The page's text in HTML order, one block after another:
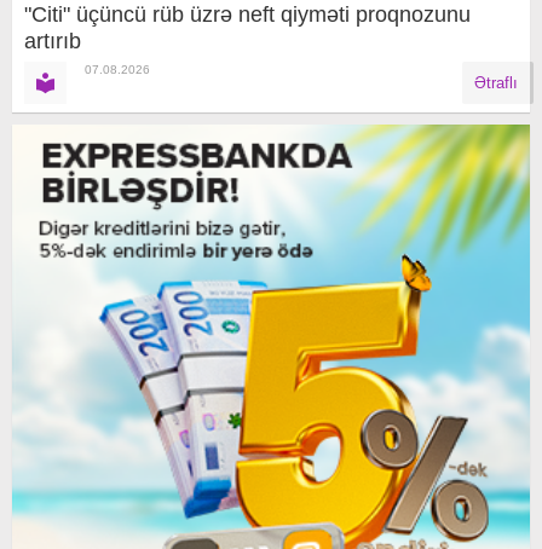
"Citi" üçüncü rüb üzrə neft qiyməti proqnozunu
artırıb
07.08.2026
Ətraflı